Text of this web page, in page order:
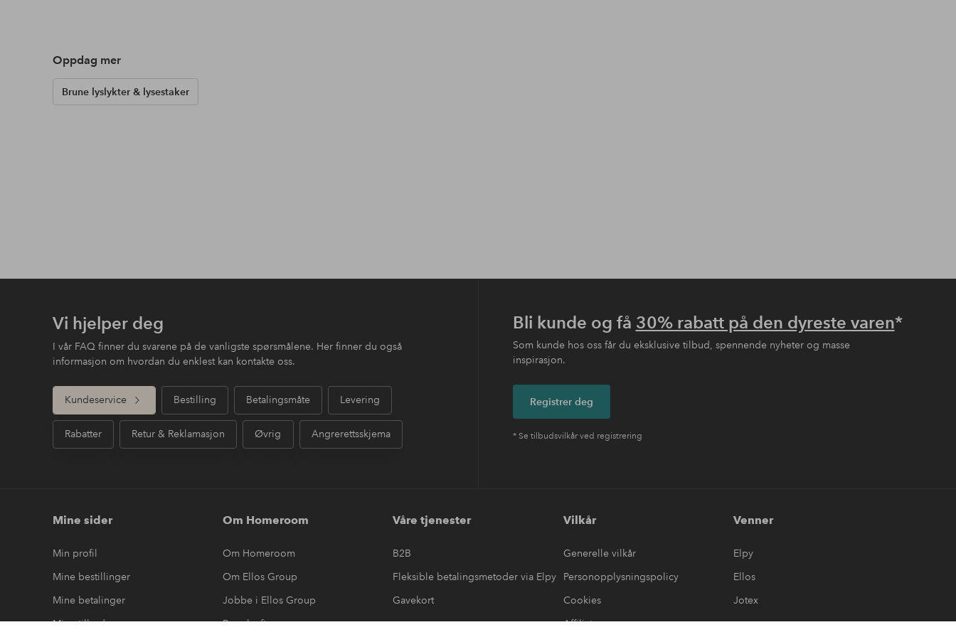
Oppdag mer
Brune lyslykter & lysestaker
Vi hjelper deg
I vår FAQ finner du svarene på de vanligste spørsmålene. Her finner du også
informasjon om hvordan du enklest kan kontakte oss.
Kundeservice Bestilling Betalingsmåte Levering
Rabatter Retur & Reklamasjon Øvrig Angrerettsskjema
Bli kunde og få 30% rabatt på den dyreste varen*
Som kunde hos oss får du eksklusive tilbud, spennende nyheter og masse
inspirasjon.
Registrer deg
* Se tilbudsvilkår ved registrering
Mine sider
Min profil
Mine bestillinger
Mine betalinger
Mine tilbud
Om Homeroom
Om Homeroom
Om Ellos Group
Jobbe i Ellos Group
Bærekraft
Våre tjenester
B2B
Fleksible betalingsmetoder via Elpy
Gavekort
Vilkår
Generelle vilkår
Personopplysningspolicy
Cookies
Affiliate
Venner
Elpy
Ellos
Jotex